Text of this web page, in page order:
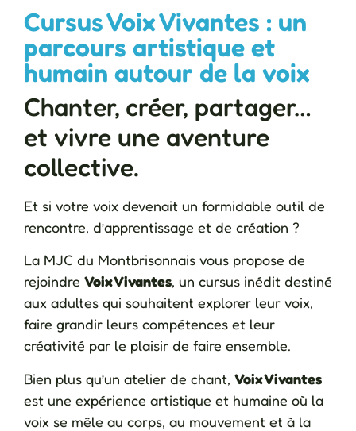
Cursus Voix Vivantes : un
parcours artistique et
humain autour de la voix
Chanter, créer, partager…
et vivre une aventure
collective.
Et si votre voix devenait un formidable outil de
rencontre, d’apprentissage et de création ?
La MJC du Montbrisonnais vous propose de
rejoindre Voix Vivantes, un cursus inédit destiné
aux adultes qui souhaitent explorer leur voix,
faire grandir leurs compétences et leur
créativité par le plaisir de faire ensemble.
Bien plus qu’un atelier de chant, Voix Vivantes
est une expérience artistique et humaine où la
voix se mêle au corps, au mouvement et à la